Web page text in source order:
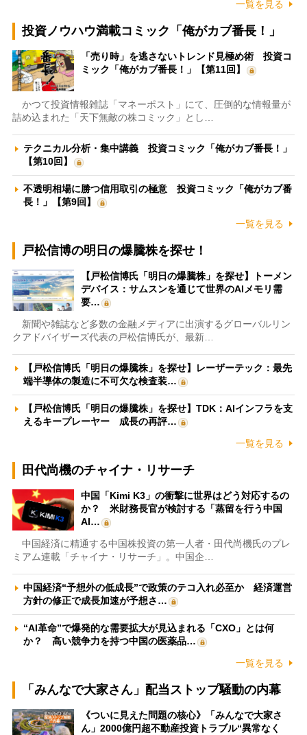
一覧を見る
投資ノウハウ満載コミック「俺がカブ番長！」
「売り時」を逃さないトレンド見極め術 投資コ
ミック「俺がカブ番長！」【第11回】
かつて投資情報雑誌「マネーポスト」にて、圧倒的な情報量が
詰め込まれた「天下無敵の株コミック」とし…
テクニカル分析・集中講義 投資コミック「俺がカブ番長！」
【第10回】
不透明相場に勝つ信用取引の極意 投資コミック「俺がカブ番
長！」【第9回】
一覧を見る
戸松信博の明日の爆騰株を探せ！
【戸松信博氏「明日の爆騰株」を探せ】トーメン
デバイス：サムスンを通じて世界のAIメモリ需
要…
新聞や雑誌など多数の金融メディアに出演するグローバルリン
クアドバイザーズ代表の戸松信博氏が、最新…
【戸松信博氏「明日の爆騰株」を探せ】レーザーテック：最先
端半導体の製造に不可欠な検査装…
【戸松信博氏「明日の爆騰株」を探せ】TDK：AIインフラを支
えるキープレーヤー 成長の再評…
一覧を見る
田代尚機のチャイナ・リサーチ
中国「Kimi K3」の衝撃に世界はどう対応するの
か？ 米財務長官が検討する「蒸留を行う中国
AI…
中国経済に精通する中国株投資の第一人者・田代尚機氏のプレ
ミアム連載「チャイナ・リサーチ」。中国企…
中国経済“予想外の低成長”で政策のテコ入れ必至か 経済運営
方針の修正で成長加速が予想さ…
“AI革命”で爆発的な需要拡大が見込まれる「CXO」とは何
か？ 高い競争力を持つ中国の医薬品…
一覧を見る
「みんなで大家さん」配当ストップ騒動の内幕
《ついに見えた問題の核心》「みんなで大家さ
ん」2000億円超不動産投資トラブル“異常なく